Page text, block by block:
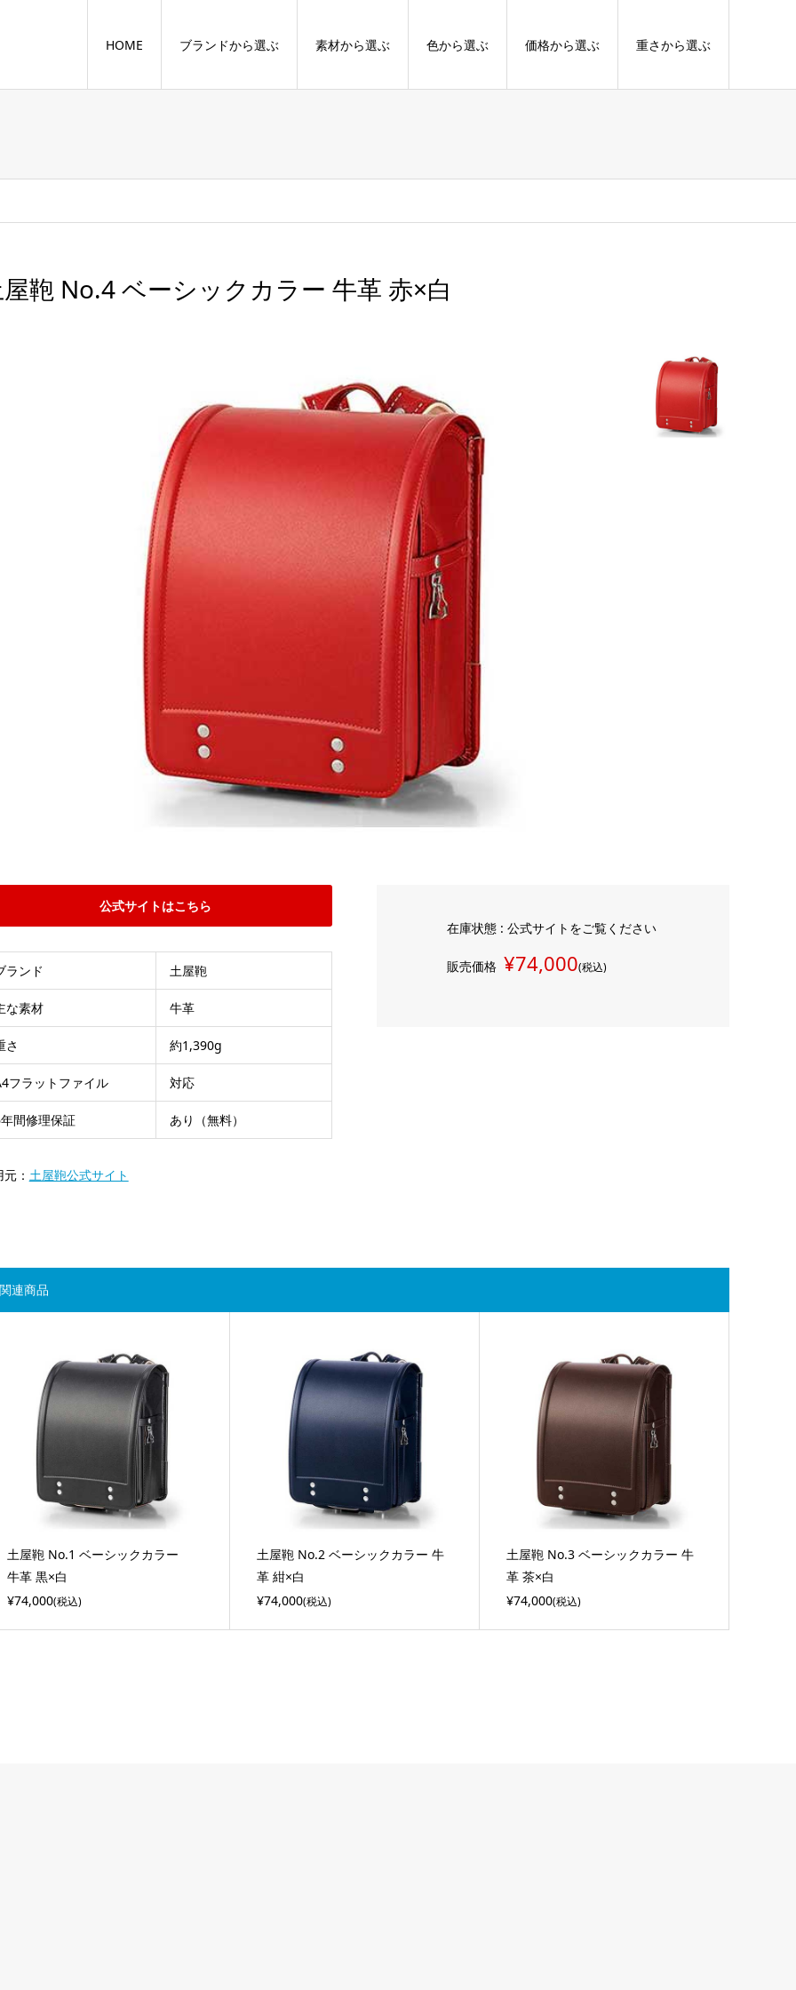
HOME ブランドから選ぶ 素材から選ぶ 色から選ぶ 価格から選ぶ 重さから選ぶ
鞄 No.4 ベーシックカラー 牛革 赤×白
公式サイトはこちら
ランド 土屋鞄
な素材 牛革
さ 約1,390g
フラットファイル 対応
間修理保証 あり（無料）
： 土屋鞄公式サイト
在庫状態 : 公式サイトをご覧ください
販売価格 ¥74,000(税込)
連商品
土屋鞄 No.1 ベーシックカラー
牛革 黒×白
¥74,000(税込)
土屋鞄 No.2 ベーシックカラー 牛
革 紺×白
¥74,000(税込)
土屋鞄 No.3 ベーシックカラー 牛
革 茶×白
¥74,000(税込)